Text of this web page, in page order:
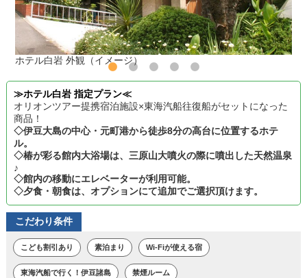
ホテル白岩 外観（イメージ）
≫ホテル白岩 指定プラン≪
オリオンツアー提携宿泊施設×東海汽船往復船がセットになった
商品！
◇伊豆大島の中心・元町港から徒歩8分の高台に位置するホテ
ル。
◇椿が彩る館内大浴場は、三原山大噴火の際に噴出した天然温泉
♪
◇館内の移動にエレベーターが利用可能。
◇夕食・朝食は、オプションにて追加でご選択頂けます。
こだわり条件
こども割引あり 素泊まり Wi-Fiが使える宿
東海汽船で行く！伊豆諸島 禁煙ルーム